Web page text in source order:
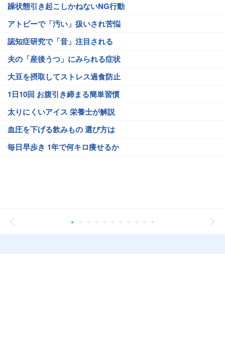
躁状態引き起こしかねないNG行動
アトピーで「汚い」扱いされ苦悩
認知症研究で「音」注目される
夫の「産後うつ」にみられる症状
大豆を摂取してストレス過食防止
1日10回 お腹引き締まる簡単習慣
太りにくいアイス 栄養士が解説
血圧を下げる飲みもの 選び方は
毎日早歩き 1年で何キロ痩せるか